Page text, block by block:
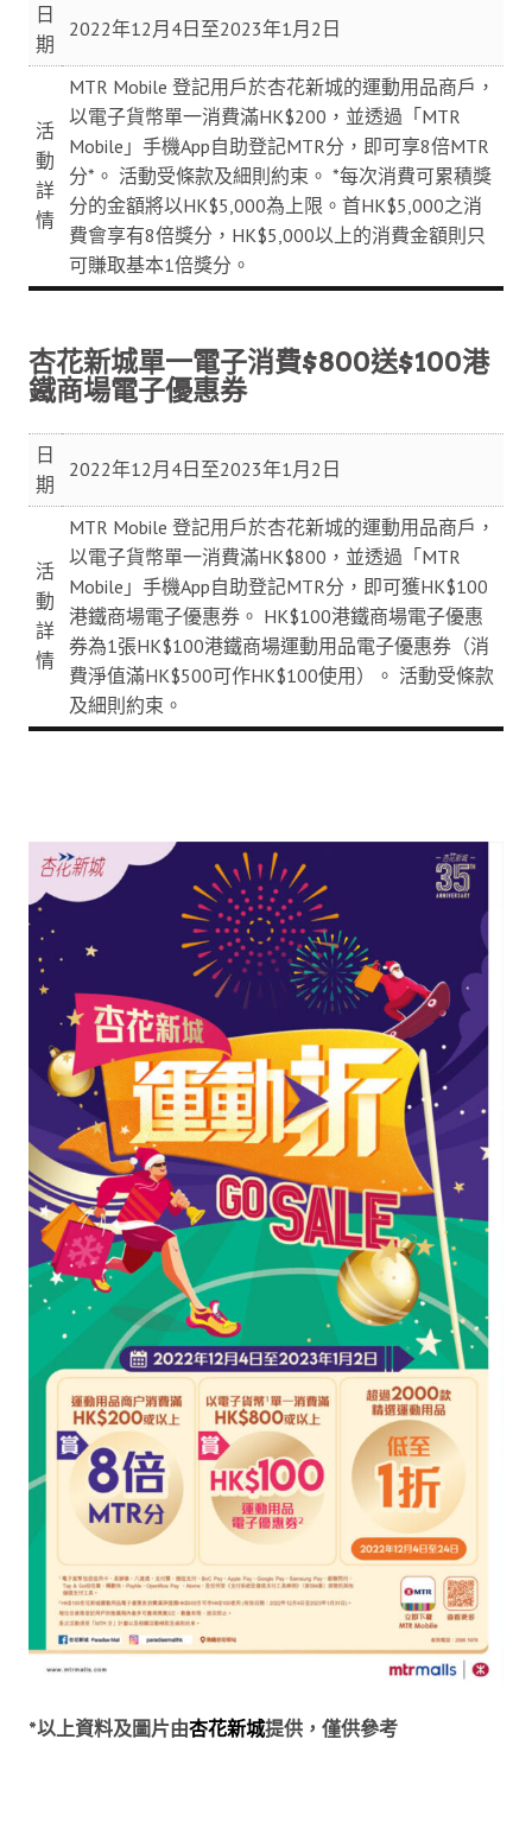
日
期
2022年12月4日至2023年1月2日
活
動
詳
情
MTR Mobile 登記用戶於杏花新城的運動用品商戶，
以電子貨幣單一消費滿HK$200，並透過「MTR
Mobile」手機App自助登記MTR分，即可享8倍MTR
分*。 活動受條款及細則約束。 *每次消費可累積獎
分的金額將以HK$5,000為上限。首HK$5,000之消
費會享有8倍獎分，HK$5,000以上的消費金額則只
可賺取基本1倍獎分。
杏花新城單一電子消費$800送$100港
鐵商場電子優惠券
日
期
2022年12月4日至2023年1月2日
活
動
詳
情
MTR Mobile 登記用戶於杏花新城的運動用品商戶，
以電子貨幣單一消費滿HK$800，並透過「MTR
Mobile」手機App自助登記MTR分，即可獲HK$100
港鐵商場電子優惠券。 HK$100港鐵商場電子優惠
券為1張HK$100港鐵商場運動用品電子優惠券（消
費淨值滿HK$500可作HK$100使用）。 活動受條款
及細則約束。
*以上資料及圖片由杏花新城提供，僅供參考